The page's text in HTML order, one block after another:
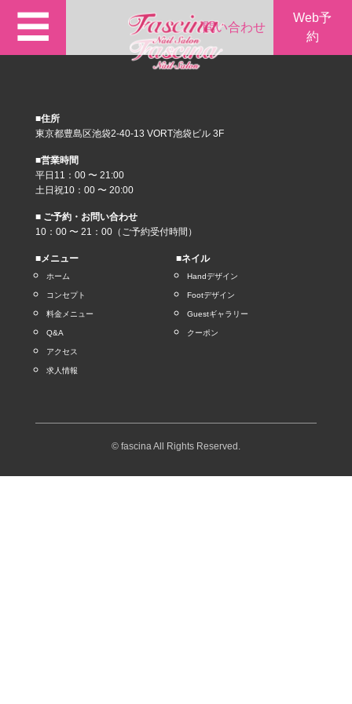
☰ 問い合わせ
Web予
約
■住所
東京都豊島区池袋2-40-13 VORT池袋ビル 3F
■営業時間
平日11：00 〜 21:00
土日祝10：00 〜 20:00
■ ご予約・お問い合わせ
10：00 〜 21：00（ご予約受付時間）
■メニュー
ホーム
コンセプト
料金メニュー
Q&A
アクセス
求人情報
■ネイル
Handデザイン
Footデザイン
Guestギャラリー
クーポン
© fascina All Rights Reserved.